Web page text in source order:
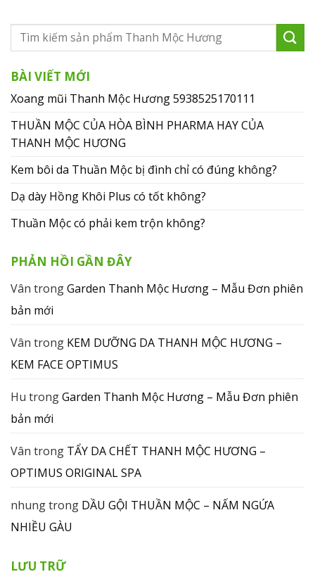
BÀI VIẾT MỚI
Xoang mũi Thanh Mộc Hương 5938525170111
THUẦN MỘC CỦA HÒA BÌNH PHARMA HAY CỦA
THANH MỘC HƯƠNG
Kem bôi da Thuần Mộc bị đình chỉ có đúng không?
Dạ dày Hồng Khôi Plus có tốt không?
Thuần Mộc có phải kem trộn không?
PHẢN HỒI GẦN ĐÂY
Vân trongGarden Thanh Mộc Hương – Mẫu Đơn phiên
bản mới
Vân trong KEM DƯỠNG DA THANH MỘC HƯƠNG –
KEM FACE OPTIMUS
Hu trongGarden Thanh Mộc Hương – Mẫu Đơn phiên
bản mới
Vân trong TẨY DA CHẾT THANH MỘC HƯƠNG –
OPTIMUS ORIGINAL SPA
nhungtrong DẦU GỘI THUẦN MỘC – NẤM NGỨA
NHIỀU GÀU
LƯU TRỮ